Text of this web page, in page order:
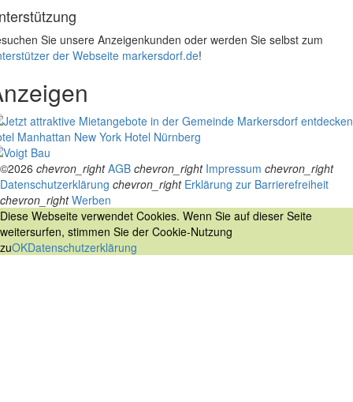
Sie unsere Anzeigenkunden oder werden Sie selbst zum
der Webseite markersdorf.de!
Manhattan New York Hotel Nürnberg
©2026 chevron_right AGB chevron_right Impressum chevron_right
Datenschutzerklärung chevron_right Erklärung zur Barrierefreiheit
chevron_right Werben
Diese Webseite verwendet Cookies. Wenn Sie auf dieser Seite
weitersurfen, stimmen Sie der Cookie-Nutzung
zuOKDatenschutzerklärung